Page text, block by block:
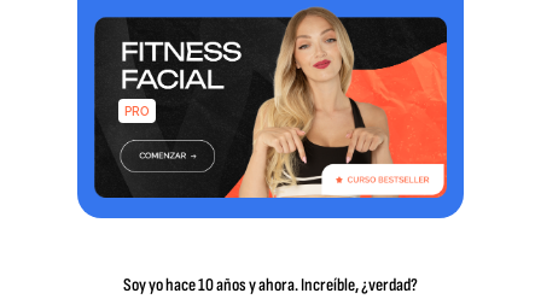
Soy yo hace 10 años y ahora. Increíble, ¿verdad?
PRO